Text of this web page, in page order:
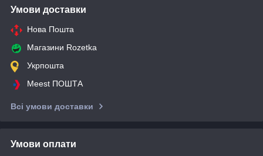
Умови доставки
Нова Пошта
Магазини Rozetka
Укрпошта
Meest ПОШТА
Всі умови доставки
Умови оплати